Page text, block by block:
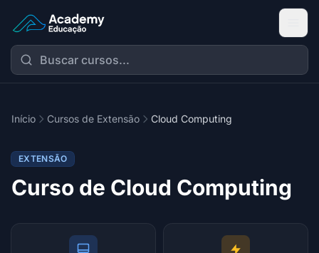
Academy Extensão
Início Cursos de Extensão Cloud Computing
EXTENSÃO
Curso de Cloud Computing